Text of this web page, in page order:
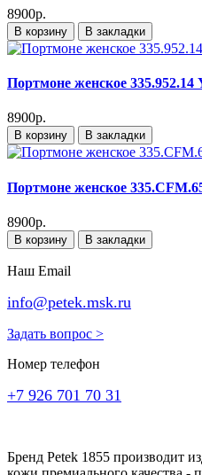
8900р.
В корзину В закладки
Портмоне женское 335.952.14
8900р.
В корзину В закладки
Портмоне женское
8900р.
В корзину В закладки
Наш Email
info@petek.msk.ru
Задать вопрос >
Номер телефон
+7 926 701 70 31
Бренд Petek 1855 производит